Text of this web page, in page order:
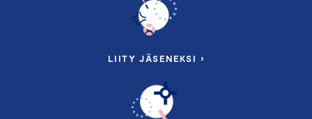
LIITY JÄSENEKSI ›